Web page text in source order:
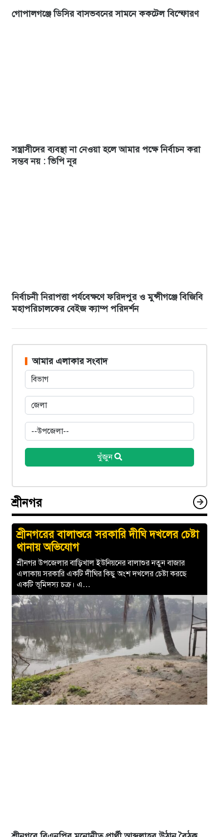
গোপালগঞ্জে ডিসির বাসভবনের সামনে ককটেল বিস্ফোরণ
সন্ত্রাসীদের ব্যবস্থা না নেওয়া হলে আমার পক্ষে নির্বাচন করা
সম্ভব নয় : ভিপি নূর
নির্বাচনী নিরাপত্তা পর্যবেক্ষণে ফরিদপুর ও মুন্সীগঞ্জে বিজিবি
মহাপরিচালকের বেইজ ক্যাম্প পরিদর্শন
আমার এলাকার সংবাদ
খুঁজুন
শ্রীনগর
শ্রীনগরের বালাশুরে সরকারি দীঘি দখলের চেষ্টা
থানায় অভিযোগ
শ্রীনগর উপজেলার বাড়িখাল ইউনিয়নের বালাশুর নতুন বাজার
এলাকায় সরকারি একটি দীঘির কিছু অংশ দখলের চেষ্টা করছে
একটি ভূমিদস্য চক্র। এ…